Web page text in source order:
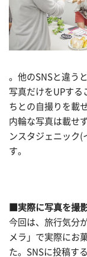
。他のSNSと違う
写真だけをUPす
ちとの自撮りを載
内輪な写真は載せ
ンスタジェニック(
す。
■実際に写真を撮
今回は、旅行気分
メラ」で実際にお
た。SNSに投稿す